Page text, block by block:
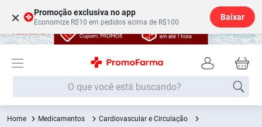
× Promoção exclusiva no app
Economize R$10 em pedidos acima de R$100
Baixar
O que você está buscando?
Medicamentos
Cardiovascular e Circulação
Termos mais buscados